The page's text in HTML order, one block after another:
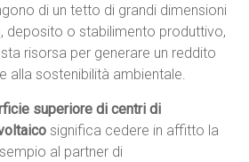
di un tetto di grandi dimensioni
deposito o stabilimento produttivo,
risorsa per generare un reddito
alla sostenibilità ambientale.
superiore di centri di
significa cedere in affitto la
al partner di